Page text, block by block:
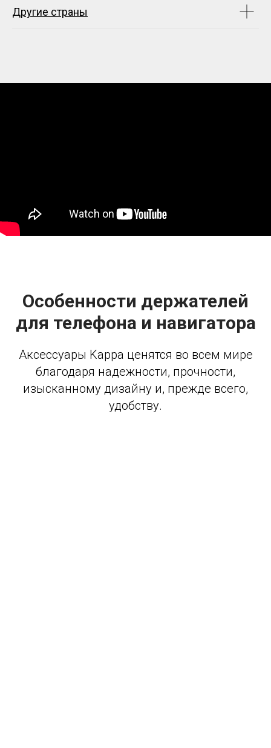
Другие страны
Особенности держателей
для телефона и навигатора
Аксессуары Kappa ценятся во всем мире
благодаря надежности, прочности,
изысканному дизайну и, прежде всего,
удобству.